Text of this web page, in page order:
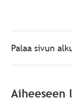
Palaa sivun